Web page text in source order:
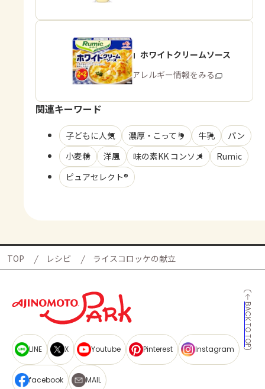
「Rumic」ホワイトクリームソース
商品・アレルギー情報をみる
関連キーワード
子どもに人気 濃厚・こってり 牛乳
パン
小麦粉
洋風 味の素KK コンソメ
Rumic
ピュアセレクト®
TOP レシピ ライスコロッケの献立
BACK TO TOP
LINE X Youtube Pinterest Instagram
facebook MAIL